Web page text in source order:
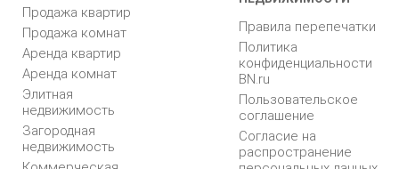
Продажа квартир
Продажа комнат
Аренда квартир
Аренда комнат
Элитная
недвижимость
Загородная
недвижимость
Правила перепечатки
Политика
конфиденциальности
BN.ru
Пользовательское
соглашение
Согласие на
распространение